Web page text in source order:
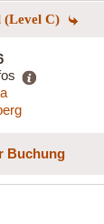
(Level C)
Buchung